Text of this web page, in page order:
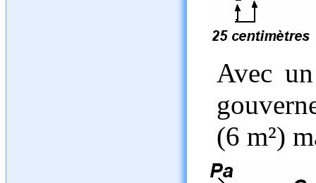
Avec
(6 m²)